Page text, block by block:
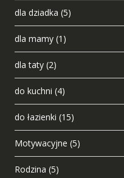
dla dziadka (5)
dla mamy (1)
dla taty (2)
do kuchni (4)
do łazienki (15)
Motywacyjne (5)
Rodzina (5)